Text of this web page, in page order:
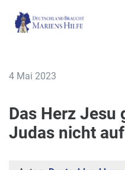
4 Mai 2023
Das Herz Jesu
Judas nicht